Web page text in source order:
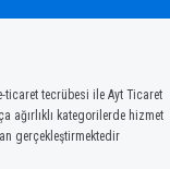
ticaret tecrübesi ile Ayt Ticaret
ağırlıklı kategorilerde hizmet
gerçekleştirmektedir